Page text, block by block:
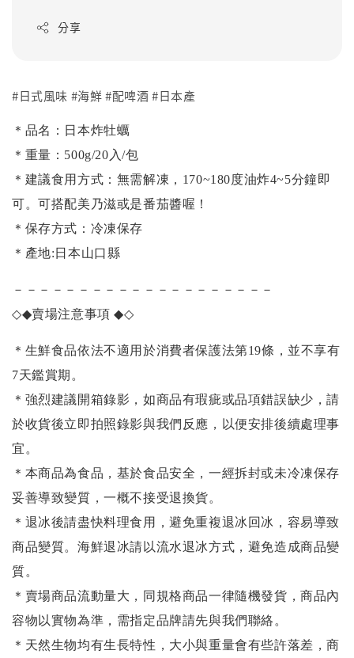
分享
#日式風味 #海鮮 #配啤酒 #日本產
＊品名：日本炸牡蠣
＊重量：500g/20入/包
＊建議食用方式：無需解凍，170~180度油炸4~5分鐘即
可。可搭配美乃滋或是番茄醬喔！
＊保存方式：冷凍保存
＊產地:日本山口縣
－－－－－－－－－－－－－－－－－－－－
◇◆賣場注意事項◆◇
＊生鮮食品依法不適用於消費者保護法第19條，並不享有
7天鑑賞期。
＊強烈建議開箱錄影，如商品有瑕疵或品項錯誤缺少，請
於收貨後立即拍照錄影與我們反應，以便安排後續處理事
宜。
＊本商品為食品，基於食品安全，一經拆封或未冷凍保存
妥善導致變質，一概不接受退換貨。
＊退冰後請盡快料理食用，避免重複退冰回冰，容易導致
商品變質。海鮮退冰請以流水退冰方式，避免造成商品變
質。
＊賣場商品流動量大，同規格商品一律隨機發貨，商品內
容物以實物為準，需指定品牌請先與我們聯絡。
＊天然生物均有生長特性，大小與重量會有些許落差，商